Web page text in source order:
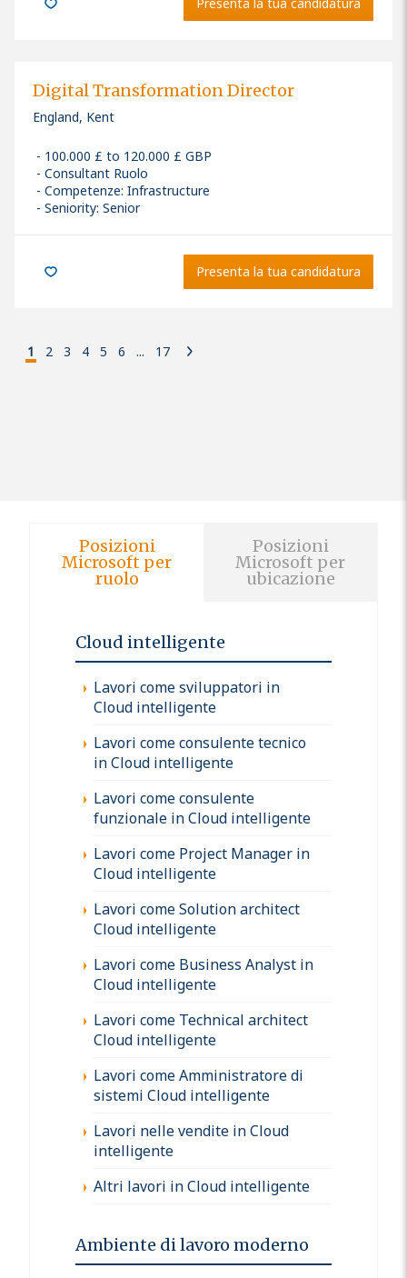
Digital Transformation Director
England, Kent
100.000 £ to 120.000 £ GBP
Consultant Ruolo
Competenze: Infrastructure
Seniority: Senior
Presenta la tua candidatura
1 2 3 4 5 6 ... 17
Posizioni
Microsoft per
ruolo
Posizioni
Microsoft per
ubicazione
Cloud intelligente
Lavori come sviluppatori in
Cloud intelligente
Lavori come consulente tecnico
in Cloud intelligente
Lavori come consulente
funzionale in Cloud intelligente
Lavori come Project Manager in
Cloud intelligente
Lavori come Solution architect
Cloud intelligente
Lavori come Business Analyst in
Cloud intelligente
Lavori come Technical architect
Cloud intelligente
Lavori come Amministratore di
sistemi Cloud intelligente
Lavori nelle vendite in Cloud
intelligente
Altri lavori in Cloud intelligente
Ambiente di lavoro moderno